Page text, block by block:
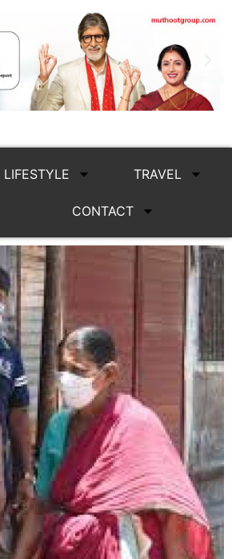
LIFESTYLE TRAVEL
CONTACT